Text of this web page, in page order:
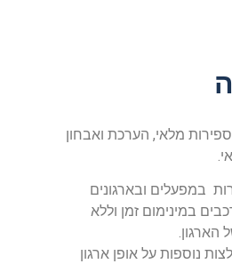
מלאי, הערכת ואבחון
במפעלים ובארגונים
במינימום זמן וללא
הארגון.
נוספות על אופן ארגון